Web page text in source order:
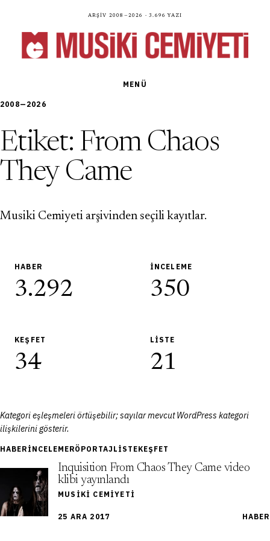
Arşiv 2008—2026 · 3.696 yazı
MENÜ
2008—2026
Etiket: From Chaos
They Came
Musiki Cemiyeti arşivinden seçili kayıtlar.
HABER
3.292
İNCELEME
350
KEŞFET
34
LISTE
21
Kategori eşleşmeleri örtüşebilir; sayılar mevcut WordPress kategori
ilişkilerini gösterir.
HABER İNCELEMERÖPORTAJ LISTEKEŞFET
25 ARA 2017
Inquisition From Chaos They Came video
klibi yayınlandı
MUSIKI CEMIYETI
HABER